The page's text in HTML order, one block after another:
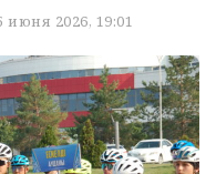
июня 2026, 19:01